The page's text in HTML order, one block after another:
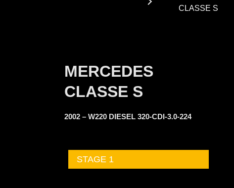
CLASSE S
MERCEDES
CLASSE S
2002 – W220 DIESEL 320-CDI-3.0-224
STAGE 1